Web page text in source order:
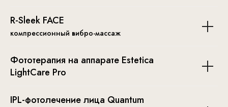
R-Sleek FACE
компрессионный вибро-массаж
Фототерапия на аппарате Estetica
LightCare Pro
IPL-фотолечение лица Quantum